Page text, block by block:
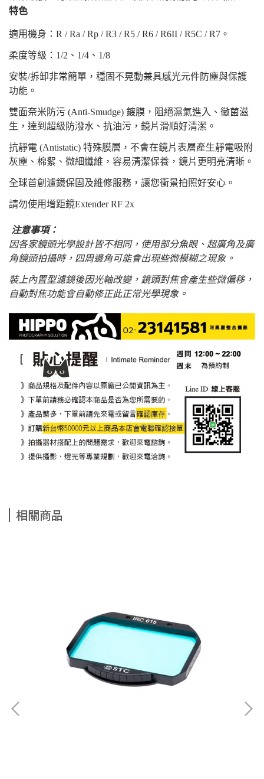
特色
適用機身： R / Ra / Rp / R3 / R5 / R6 / R6II / R5C / R7。
柔度等級：1/2、1/4、1/8
安裝/拆卸非常簡單，穩固不晃動兼具感光元件防塵與保護
功能。
雙面奈米防污 (Anti-Smudge) 鍍膜，阻絕濕氣進入、黴菌滋
生，達到超級防潑水、抗油污，鏡片滑順好清潔。
抗靜電 (Antistatic) 特殊膜層，不會在鏡片表層產生靜電吸附
灰塵、棉絮、微細纖維，容易清潔保養，鏡片更明亮清晰。
全球首創濾鏡保固及維修服務，讓您衝景拍照好安心。
請勿使用增距鏡Extender RF 2x
注意事項：
因各家鏡頭光學設計皆不相同，使用部分魚眼、超廣角及廣
角鏡頭拍攝時，四周邊角可能會出現些微模糊之現象。
裝上內置型濾鏡後因光軸改變，鏡頭對焦會產生些微偏移，
自動對焦功能會自動修正此正常光學現象。
相關商品